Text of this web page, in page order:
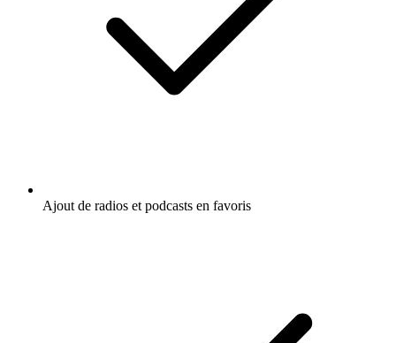
Ajout de radios et podcasts en favoris